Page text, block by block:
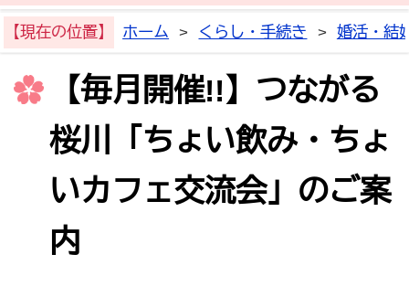
【現在の位置】 ホーム > くらし・手続き > 婚活・結
【毎月開催!!】つながる
桜川「ちょい飲み・ちょ
いカフェ交流会」のご案
内